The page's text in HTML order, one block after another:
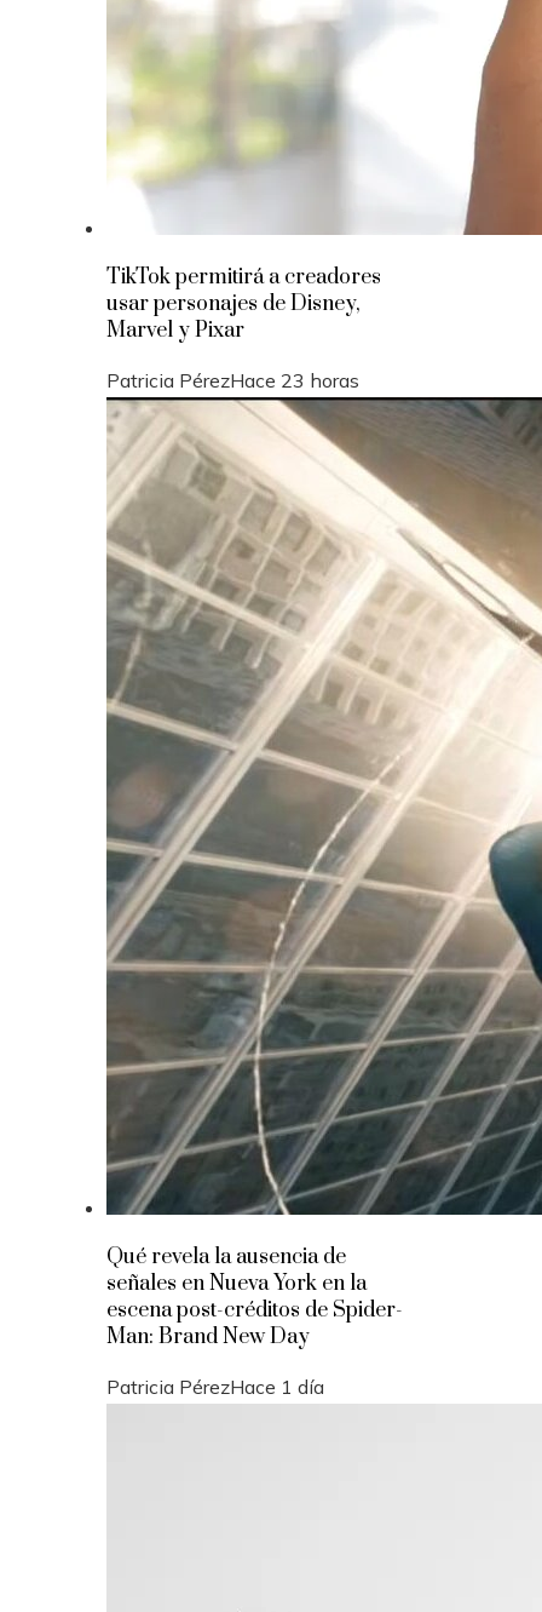
TikTok permitirá a creadores
usar personajes de Disney,
Marvel y Pixar
Patricia PérezHace 23 horas
Qué revela la ausencia de
señales en Nueva York en la
escena post-créditos de Spider-
Man: Brand New Day
Patricia PérezHace 1 día